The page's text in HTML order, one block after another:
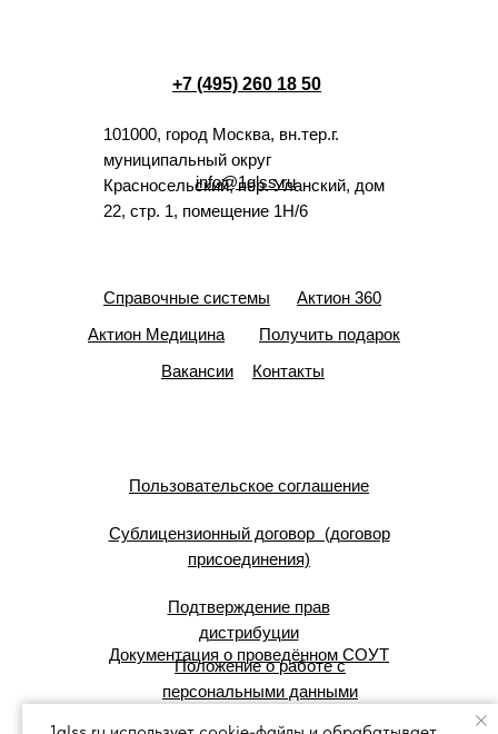
+7 (495) 260 18 50
101000, город Москва, вн.тер.г.
муниципальный округ
Красносельский, пер. Уланский, дом
22, стр. 1, помещение 1Н/6
info@1glss.ru
Справочные системы
Актион 360
Актион Медицина
Получить подарок
Вакансии
Контакты
Пользовательское соглашение
Сублицензионный договор (договор
присоединения)
Подтверждение прав
дистрибуции
Документация о проведённом СОУТ
Положение о работе с
персональными данными